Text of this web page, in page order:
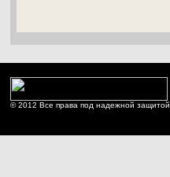
© 2012 Все права под надежной защитой.